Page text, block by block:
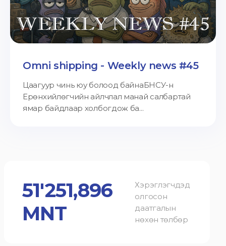
Omni shipping - Weekly news #45
Цаагуур чинь юу болоод байнаБНСУ-н
Ерөнхийлөгчийн айлчлал манай салбартай
ямар байдлаар холбогдож ба...
51'251,896
MNT
Хэрэглэгчдэд
олгосон
даатгалын
нөхөн төлбөр